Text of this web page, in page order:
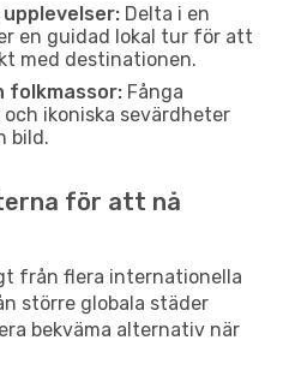
Delta i en
en guidad lokal tur för att
med destinationen.
folkmassor: Fånga
ikoniska sevärdheter
bild.
för att nå
från flera internationella
större globala städer
bekväma alternativ när